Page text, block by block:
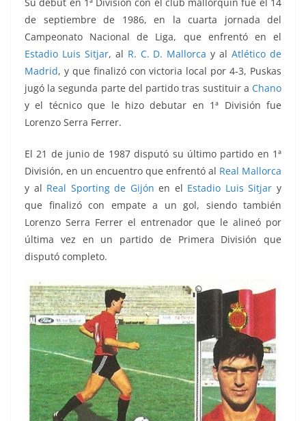
de septiembre de 1986, en la cuarta jornada del
Campeonato Nacional de Liga, que enfrentó en el
Estadio Luis Sitjar, al R. C. D. Mallorca y alAtlético de
Madrid, y que finalizó con victoria local por 4-3, Puskas
jugó la segunda parte del partido tras sustituir a Chano
y el técnico que le hizo debutar en 1ª División fue
Lorenzo Serra Ferrer.
El 21 de junio de 1987 disputó su último partido en 1ª
División, en un encuentro que enfrentó al Real Mallorca
y al Real Sporting de Gijónen el Estadio Luis Sitjar y
que finalizó con empate a un gol, siendo también
Lorenzo Serra Ferrer el entrenador que le alineó por
última vez en un partido de Primera División que
disputó completo.